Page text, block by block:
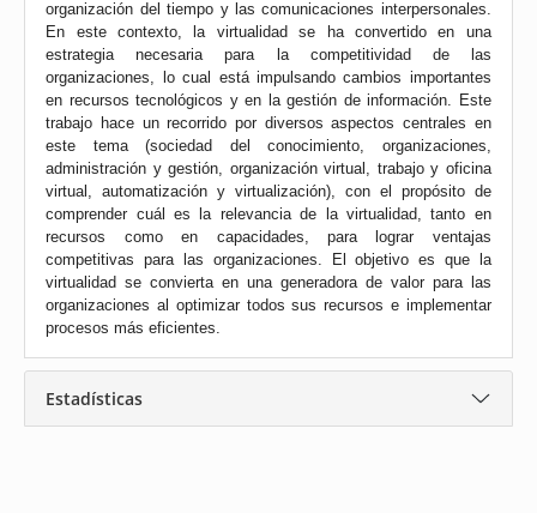
organización del tiempo y las comunicaciones interpersonales.
En este contexto, la virtualidad se ha convertido en una
estrategia necesaria para la competitividad de las
organizaciones, lo cual está impulsando cambios importantes
en recursos tecnológicos y en la gestión de información. Este
trabajo hace un recorrido por diversos aspectos centrales en
este tema (sociedad del conocimiento, organizaciones,
administración y gestión, organización virtual, trabajo y oficina
virtual, automatización y virtualización), con el propósito de
comprender cuál es la relevancia de la virtualidad, tanto en
recursos como en capacidades, para lograr ventajas
competitivas para las organizaciones. El objetivo es que la
virtualidad se convierta en una generadora de valor para las
organizaciones al optimizar todos sus recursos e implementar
procesos más eficientes.
Estadísticas